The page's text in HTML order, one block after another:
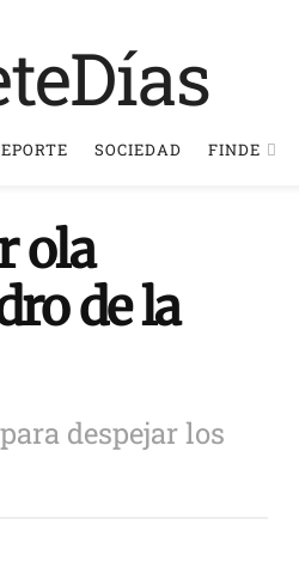
SOCIEDAD FINDE
ola
de la
despejar los